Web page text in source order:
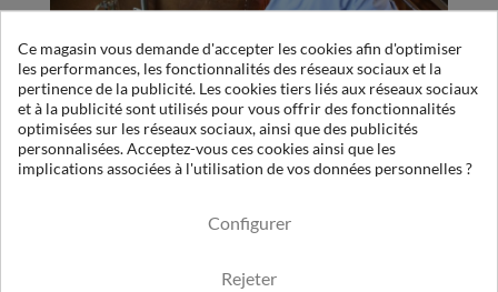
Ce magasin vous demande d'accepter les cookies afin d'optimiser
les performances, les fonctionnalités des réseaux sociaux et la
pertinence de la publicité. Les cookies tiers liés aux réseaux sociaux
et à la publicité sont utilisés pour vous offrir des fonctionnalités
optimisées sur les réseaux sociaux, ainsi que des publicités
personnalisées. Acceptez-vous ces cookies ainsi que les
implications associées à l'utilisation de vos données personnelles ?
Configurer
Rejeter